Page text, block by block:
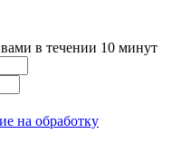
в течении 10 минут
на обработку